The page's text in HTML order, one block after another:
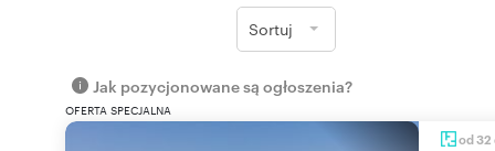
Sortuj
Jak pozycjonowane są ogłoszenia?
OFERTA SPECJALNA
od 32